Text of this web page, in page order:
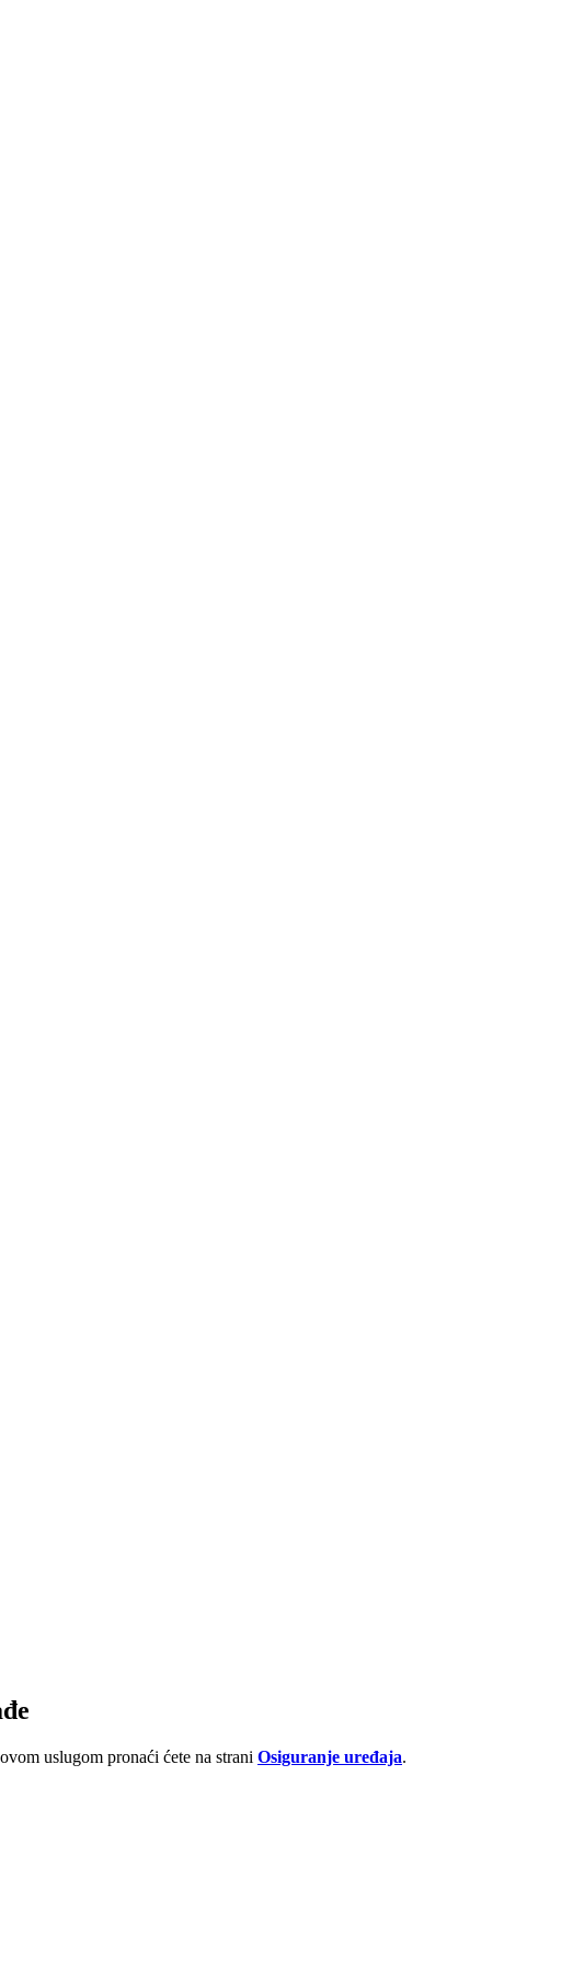
uslugom pronaći ćete na strani Osiguranje uređaja.